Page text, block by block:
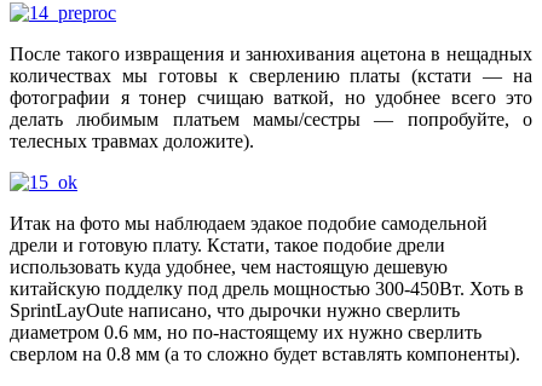
После такого извращения и занюхивания ацетона в нещадных
количествах мы готовы к сверлению платы (кстати — на
фотографии я тонер счищаю ваткой, но удобнее всего это
делать любимым платьем мамы/сестры — попробуйте, о
телесных травмах доложите).
Итак на фото мы наблюдаем эдакое подобие самодельной
дрели и готовую плату. Кстати, такое подобие дрели
использовать куда удобнее, чем настоящую дешевую
китайскую подделку под дрель мощностью 300-450Вт. Хоть в
SprintLayOute написано, что дырочки нужно сверлить
диаметром 0.6 мм, но по-настоящему их нужно сверлить
сверлом на 0.8 мм (а то сложно будет вставлять компоненты).